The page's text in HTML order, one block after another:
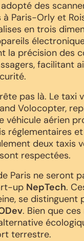
des
à Paris-Orly et
en trois
la précision des
facilitant
pas là. Le taxi
Volocopter,
véhicule aérien
réglementaires
deux taxis
respectées.
Paris ne seront
up NepTech.
se
. Bien que
terrestre.